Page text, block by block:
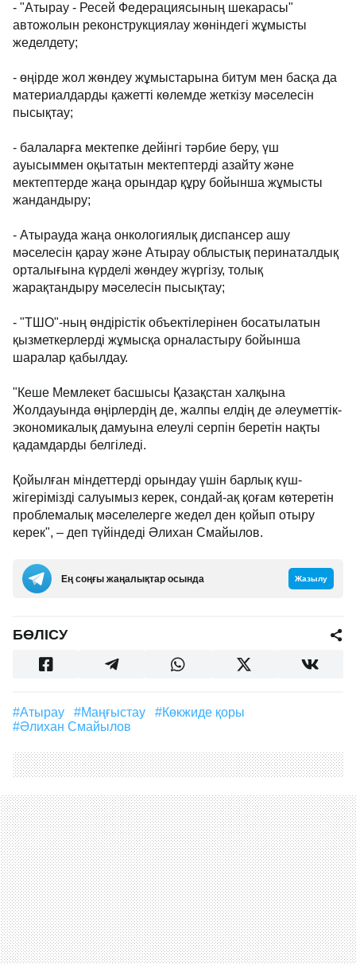
- "Атырау - Ресей Федерациясының шекарасы"
автожолын реконструкциялау жөніндегі жұмысты
жеделдету;
- өңірде жол жөндеу жұмыстарына битум мен басқа да
материалдарды қажетті көлемде жеткізу мәселесін
пысықтау;
- балаларға мектепке дейінгі тәрбие беру, үш
ауысыммен оқытатын мектептерді азайту және
мектептерде жаңа орындар құру бойынша жұмысты
жандандыру;
- Атырауда жаңа онкологиялық диспансер ашу
мәселесін қарау және Атырау облыстық перинаталдық
орталығына күрделі жөндеу жүргізу, толық
жарақтандыру мәселесін пысықтау;
- "ТШО"-ның өндірістік объектілерінен босатылатын
қызметкерлерді жұмысқа орналастыру бойынша
шаралар қабылдау.
"Кеше Мемлекет басшысы Қазақстан халқына
Жолдауында өңірлердің де, жалпы елдің де әлеуметтік-
экономикалық дамуына елеулі серпін беретін нақты
қадамдарды белгіледі.
Қойылған міндеттерді орындау үшін барлық күш-
жігерімізді салуымыз керек, сондай-ақ қоғам көтеретін
проблемалық мәселелерге жедел ден қойып отыру
керек", – деп түйіндеді Әлихан Смайылов.
Ең соңғы жаңалықтар осында Жазылу
БӨЛІСУ
#Атырау #Маңғыстау
#Көкжиде қоры
#Әлихан Смайылов